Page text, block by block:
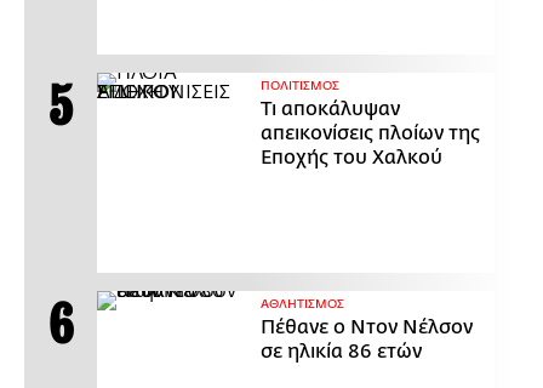
ΠΟΛΙΤΙΣΜΟΣ
Τι αποκάλυψαν
απεικονίσεις πλοίων της
Εποχής του Χαλκού
ΑΘΛΗΤΙΣΜΟΣ
Πέθανε ο Ντον Νέλσον
σε ηλικία 86 ετών